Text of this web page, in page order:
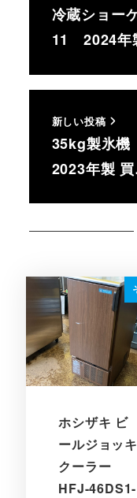
冷蔵ショ
11 2024年
新しい投稿
35kg製氷
2023年製
ホシザキ ビ
ールジョッキ
クーラー
HFJ-46DS1-